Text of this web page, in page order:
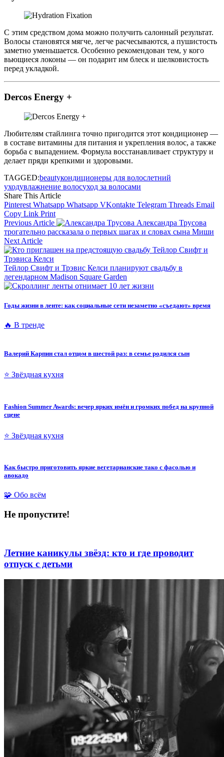
С этим средством дома можно получить салонный результат.
Волосы становятся мягче, легче расчесываются, а пушистость
заметно уменьшается. Особенно рекомендован тем, у кого
вьющиеся локоны — он подарит им блеск и шелковистость
перед укладкой.
Dercos Energy +
Любителям стайлинга точно пригодится этот кондиционер —
в составе витамины для питания и укрепления волос, а также
борьба с выпадением. Формула восстанавливает структуру и
делает пряди крепкими и здоровыми.
TAGGED:beautyкондиционеры для волослетний
уходувлажнение волосуход за волосами
Share This Article
Pinterest Whatsapp Whatsapp VKontakte Telegram Threads Email
Copy Link Print
Previous Article
Александра Трусова
трогательно рассказала о первых шагах и словах сына Миши
Next Article
Тейлор Свифт и Трэвис Келси планируют свадьбу в
легендарном Madison Square Garden
Годы жизни в ленте: как социальные сети незаметно «съедают» время
🔥 В тренде
Валерий Карпин стал отцом в шестой раз: в семье родился сын
⭐ Звёздная кухня
Fashion Summer Awards: вечер ярких имён и громких побед на крупной
сцене
⭐ Звёздная кухня
Как быстро приготовить яркие вегетарианские тако с фасолью и
авокадо
🧩 Обо всём
Не пропустите!
Летние каникулы звёзд: кто и где проводит
отпуск с детьми